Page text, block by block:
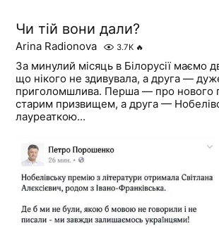
Чи тій вони дали?
Arina Radionova 3.7K 🔥
За минулий місяць в Білорусії маємо
що нікого не здивувала, а друга —
приголомшлива. Перша — про нового
старим призвищем, а друга —
лауреаткою...